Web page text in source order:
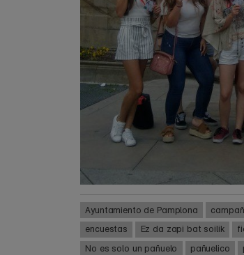
Ayuntamiento de Pamplona
encuestas
Ez da zapi bat soilik
No es solo un pañuelo
pañuelico